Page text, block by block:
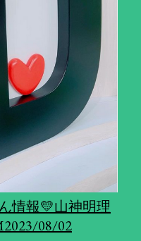
情報💛山神明理
08/02